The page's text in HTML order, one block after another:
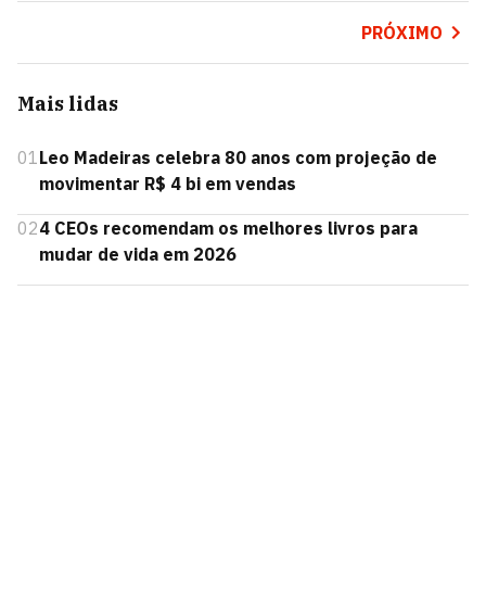
PRÓXIMO
Mais lidas
01Leo Madeiras celebra 80 anos com projeção de
movimentar R$ 4 bi em vendas
024 CEOs recomendam os melhores livros para
mudar de vida em 2026